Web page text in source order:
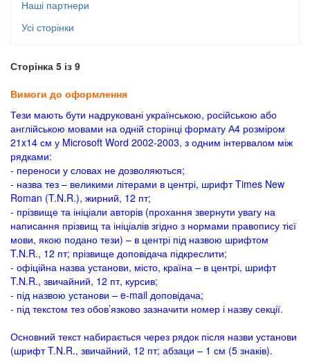
Наші партнери
Усі сторінки
Сторінка 5 із 9
Вимоги до оформлення
Тези мають бути надруковані українською, російською або
англійською мовами на одній сторінці формату А4 розміром
21x14 см у Microsoft Word 2002-2003, з одним інтервалом між
рядками:
- переноси у словах не дозволяються;
- назва тез – великими літерами в центрі, шрифт Times New
Roman (T.N.R.), жирний, 12 пт;
- прізвище та ініціали авторів (прохання звернути увагу на
написання прізвищ та ініціалів згідно з нормами правопису тієї
мови, якою подано тези) – в центрі під назвою шрифтом
T.N.R., 12 пт; прізвище доповідача підкреслити;
- офіційна назва установи, місто, країна – в центрі, шрифт
T.N.R., звичайний, 12 пт, курсив;
- під назвою установи – e-mail доповідача;
- під текстом тез обов’язково зазначити номер і назву секції.
Основний текст набирається через рядок після назви установи
(шрифт T.N.R., звичайний, 12 пт; абзаци – 1 см (5 знаків).